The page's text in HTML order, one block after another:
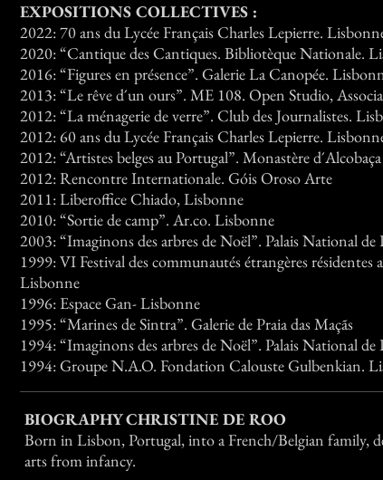
EXPOSITIONS COLLECTIVES :
2022: 70 ans du Lycée Français Charles Lepierre.
2020: “Cantique des Cantiques. Bibliotèque Nationale.
2016: “Figures en présence”. Galerie La Canopée.
2013: “Le rêve d´un ours”. ME 108. Open Studio,
2012: “La ménagerie de verre”. Club des Journalistes.
2012: 60 ans du Lycée Français Charles Lepierre.
2012: “Artistes belges au Portugal”. Monastère d´Alcobaça
2012: Rencontre Internationale. Góis Oroso Arte
2011: Liberoffice Chiado, Lisbonne
2010: “Sortie de camp”. Ar.co. Lisbonne
2003: “Imaginons des arbres de Noël”. Palais National de
1999: VI Festival des communautés étrangères résidentes
Lisbonne
1996: Espace Gan- Lisbonne
1995: “Marines de Sintra”. Galerie de Praia das Maçãs
1994: “Imaginons des arbres de Noël”. Palais National de
1994: Groupe N.A.O. Fondation Calouste Gulbenkian.
BIOGRAPHY CHRISTINE DE ROO
Born in Lisbon, Portugal, into a French/Belgian family,
arts from infancy.